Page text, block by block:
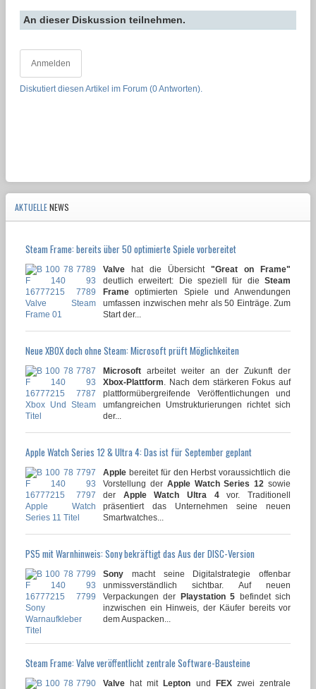
An dieser Diskussion teilnehmen.
Anmelden
Diskutiert diesen Artikel im Forum (0 Antworten).
AKTUELLENEWS
Steam Frame: bereits über 50 optimierte Spiele vorbereitet
Valve hat die Übersicht "Great on Frame"
deutlich erweitert: Die speziell für die Steam
Frame optimierten Spiele und Anwendungen
umfassen inzwischen mehr als 50 Einträge. Zum
Start der...
Neue XBOX doch ohne Steam: Microsoft prüft Möglichkeiten
Microsoft arbeitet weiter an der Zukunft der
Xbox-Plattform . Nach dem stärkeren Fokus auf
plattformübergreifende Veröffentlichungen und
umfangreichen Umstrukturierungen richtet sich
der...
Apple Watch Series 12 & Ultra 4: Das ist für September geplant
Apple bereitet für den Herbst voraussichtlich die
Vorstellung der Apple Watch Series 12 sowie
der Apple Watch Ultra 4vor. Traditionell
präsentiert das Unternehmen seine neuen
Smartwatches...
PS5 mit Warnhinweis: Sony bekräftigt das Aus der DISC-Version
Sony macht seine Digitalstrategie offenbar
unmissverständlich sichtbar. Auf neuen
Verpackungen der Playstation 5 befindet sich
inzwischen ein Hinweis, der Käufer bereits vor
dem Auspacken...
Steam Frame: Valve veröffentlicht zentrale Software-Bausteine
Valve hat mitLepton und FEXzwei zentrale